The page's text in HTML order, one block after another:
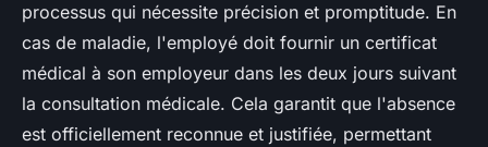
processus qui nécessite précision et promptitude. En
cas de maladie, l'employé doit fournir un certificat
médical à son employeur dans les deux jours suivant
la consultation médicale. Cela garantit que l'absence
est officiellement reconnue et justifiée, permettant